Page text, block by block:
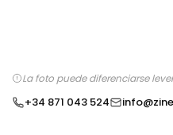
La foto puede diferenciarse
+34 871 043 524